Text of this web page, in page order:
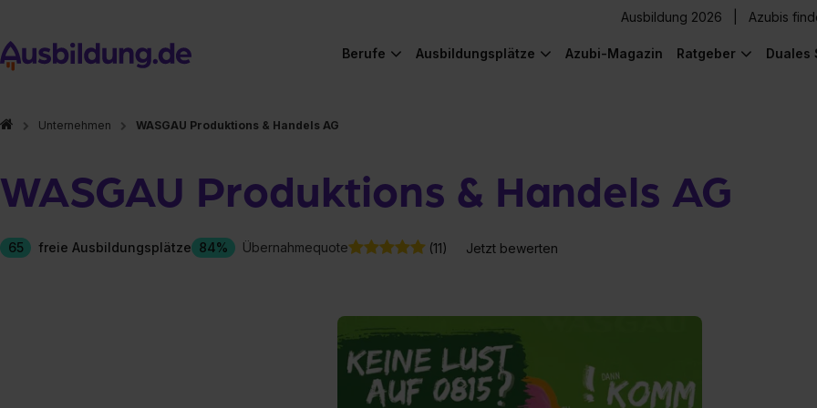
Ausbildung 2026 Azubis
Berufe Ausbildungsplätze Azubi-Magazin Ratgeber Duales
Unternehmen WASGAU Produktions & Handels AG
WASGAU Produktions & Handels AG
65 freie Ausbildungsplätze 84% Übernahmequote (11) Jetzt bewerten
Hier gibt es (eigentlich) was Cooles zu sehen!
Hier gibt es (eigentlich) was Cooles zu sehen!
Hier gibt es (eigentlich) was Cooles zu sehen!
Hier gibt es (eigentlich) was Cooles zu sehen!